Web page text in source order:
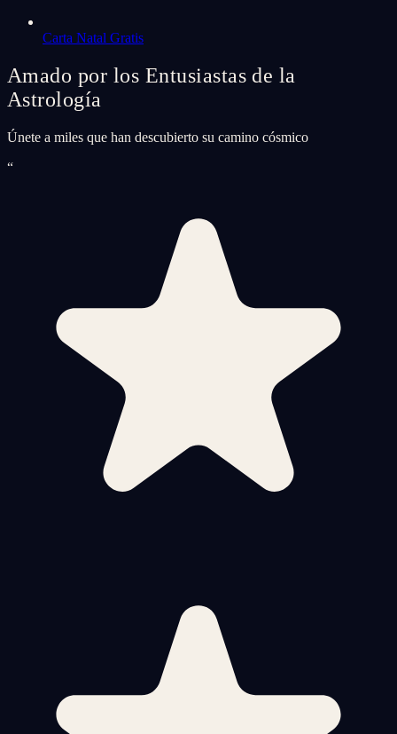
Carta Natal Gratis
Amado por los Entusiastas de la
Astrología
Únete a miles que han descubierto su camino cósmico
“